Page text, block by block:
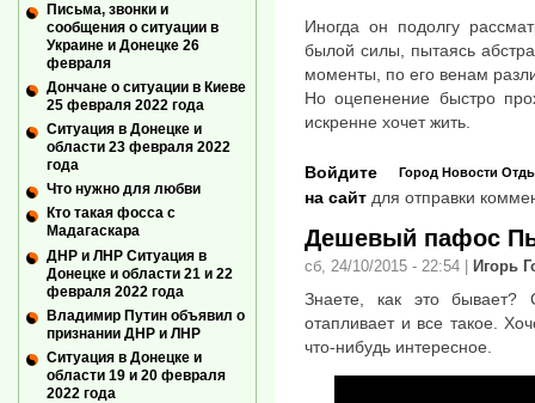
Иногда он подолгу
былой силы, пытаясь
моменты, по его венам
Но оцепенение быстро
искренне хочет жить.
Город Новости
Войдите
на сайт для отправки
Дешевый пафос
сб, 24/10/2015 - 22:54 | Игорь
Знаете, как это бывает?
отапливает и все такое.
что-нибудь интересное.
Письма, звонки и
сообщения о ситуации в
Украине и Донецке 26
февраля
Дончане о ситуации в Киеве
25 февраля 2022 года
Ситуация в Донецке и
области 23 февраля 2022
года
Что нужно для любви
Кто такая фосса с
Мадагаскара
ДНР и ЛНР Ситуация в
Донецке и области 21 и 22
февраля 2022 года
Владимир Путин объявил о
признании ДНР и ЛНР
Ситуация в Донецке и
области 19 и 20 февраля
2022 года